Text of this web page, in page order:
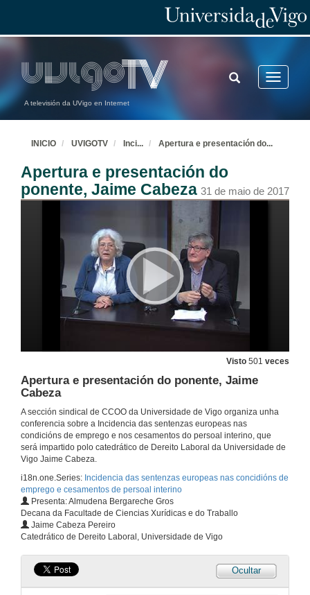
A televisión da UVigo en Internet
Toggle
TOGGLE
SEARCH
INICIO UVIGOTV Inci... Apertura e presentación do...
Apertura e presentación do
ponente, Jaime Cabeza 31 de maio de 2017
Visto 501 veces
Apertura e presentación do ponente, Jaime
Cabeza
A sección sindical de CCOO da Universidade de Vigo organiza unha
conferencia sobre a Incidencia das sentenzas europeas nas
condicións de emprego e nos cesamentos do persoal interino, que
será impartido polo catedrático de Dereito Laboral da Universidade de
Vigo Jaime Cabeza.
i18n.one.Series: Incidencia das sentenzas europeas nas concidións de
emprego e cesamentos de persoal interino
Presenta: Almudena Bergareche Gros
Decana da Facultade de Ciencias Xurídicas e do Traballo
Jaime Cabeza Pereiro
Catedrático de Dereito Laboral, Universidade de Vigo
Ocultar